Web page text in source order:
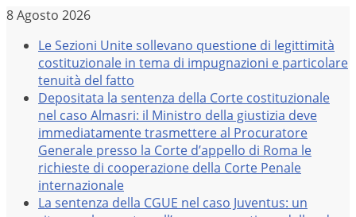
Salta
contenuto
8 Agosto 2026
Le Sezioni Unite sollevano questione di legittimità
costituzionale in tema di impugnazioni e particolare
tenuità del fatto
Depositata la sentenza della Corte costituzionale
nel caso Almasri: il Ministro della giustizia deve
immediatamente trasmettere al Procuratore
Generale presso la Corte d’appello di Roma le
richieste di cooperazione della Corte Penale
internazionale
La sentenza della CGUE nel caso Juventus: un